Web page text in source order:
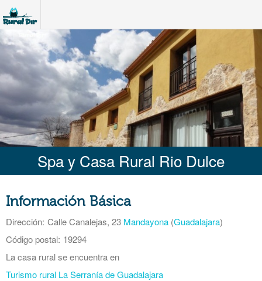
Spa y Casa Rural Rio Dulce
Información Básica
Dirección: Calle Canalejas, 23 Mandayona (Guadalajara)
Código postal: 19294
La casa rural se encuentra en
Turismo rural La Serranía de Guadalajara